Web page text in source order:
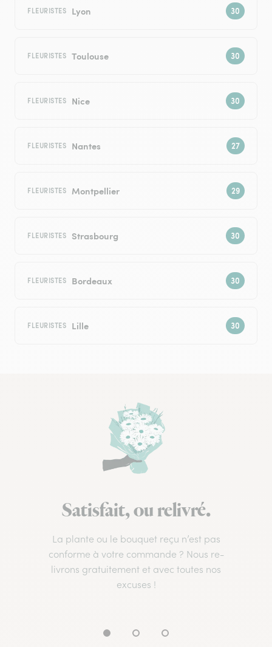
FLEURISTES Lyon
FLEURISTES Toulouse
FLEURISTES Nice
FLEURISTES Nantes
FLEURISTES Montpellier
FLEURISTES Strasbourg
FLEURISTES Bordeaux
FLEURISTES Lille
Satisfait, ou relivré.
La plante ou le bouquet reçu n’est pas
conforme à votre commande ? Nous re-
livrons gratuitement et avec toutes nos
excuses !